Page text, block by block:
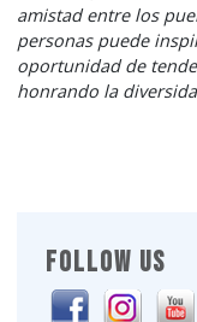
FOLLOW US
amistad entre los
personas puede
oportunidad de
honrando la